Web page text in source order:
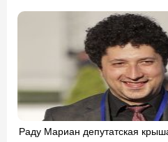
Раду Мариан депутатская